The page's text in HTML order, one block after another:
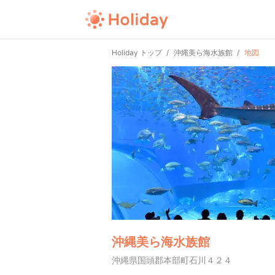
Holiday トップ 沖縄美ら海水族館 地図
沖縄美ら海水族館
沖縄県国頭郡本部町石川４２４